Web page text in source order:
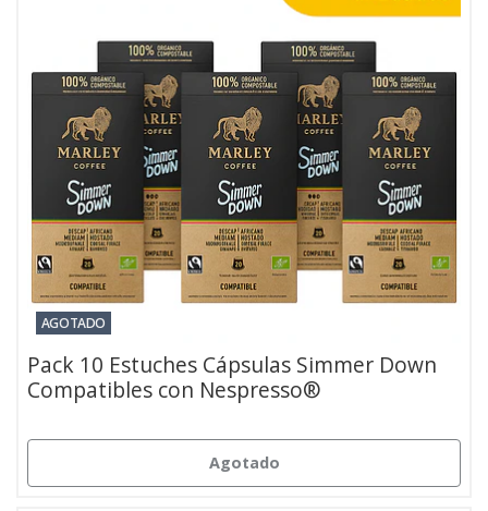
AGOTADO
Pack 10 Estuches Cápsulas Simmer Down
Compatibles con Nespresso®
Agotado